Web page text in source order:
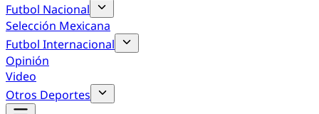
Futbol Nacional
Selección Mexicana
Futbol Internacional
Opinión
Video
Otros Deportes